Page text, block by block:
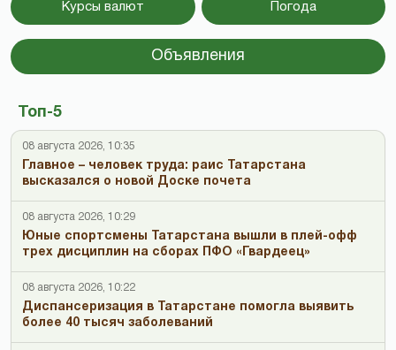
Курсы валют Погода
Объявления
Топ-5
08 августа 2026, 10:35
Главное – человек труда: раис Татарстана
высказался о новой Доске почета
08 августа 2026, 10:29
Юные спортсмены Татарстана вышли в плей-офф
трех дисциплин на сборах ПФО «Гвардеец»
08 августа 2026, 10:22
Диспансеризация в Татарстане помогла выявить
более 40 тысяч заболеваний